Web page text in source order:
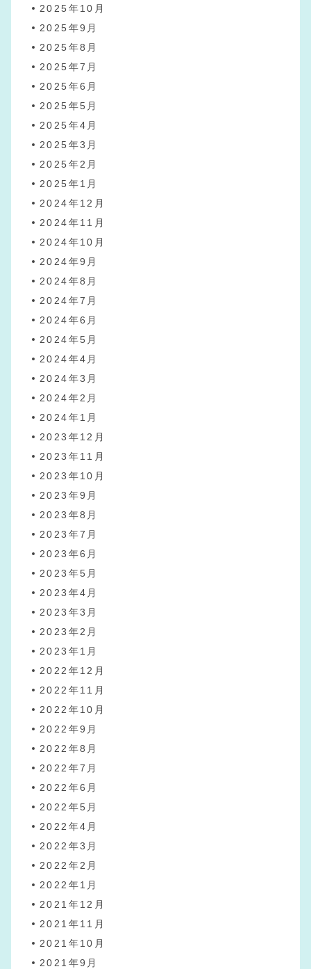
2025年10月
2025年9月
2025年8月
2025年7月
2025年6月
2025年5月
2025年4月
2025年3月
2025年2月
2025年1月
2024年12月
2024年11月
2024年10月
2024年9月
2024年8月
2024年7月
2024年6月
2024年5月
2024年4月
2024年3月
2024年2月
2024年1月
2023年12月
2023年11月
2023年10月
2023年9月
2023年8月
2023年7月
2023年6月
2023年5月
2023年4月
2023年3月
2023年2月
2023年1月
2022年12月
2022年11月
2022年10月
2022年9月
2022年8月
2022年7月
2022年6月
2022年5月
2022年4月
2022年3月
2022年2月
2022年1月
2021年12月
2021年11月
2021年10月
2021年9月